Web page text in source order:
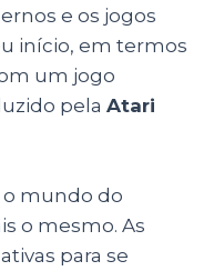
e os jogos
início, em termos
um jogo
pela Atari
mundo do
o mesmo. As
para se